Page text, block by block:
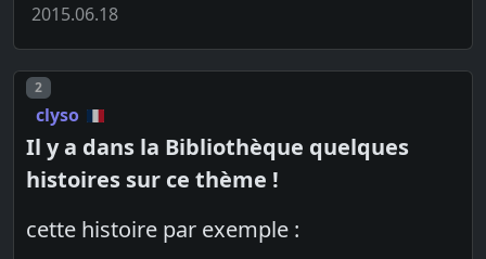
2015.06.18
Post number
2
clyso
Il y a dans la Bibliothèque quelques
histoires sur ce thème !
cette histoire par exemple :